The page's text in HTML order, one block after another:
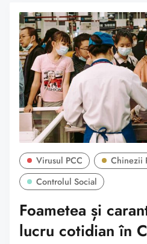
Virusul PCC
Chinezii
Controlul Social
Foametea și
lucru cotidian în